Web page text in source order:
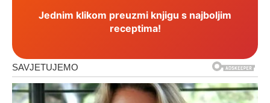
Jednim klikom preuzmi knjigu s najboljim
receptima!